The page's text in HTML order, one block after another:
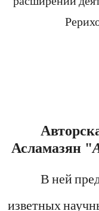
Асламазян "
В ней
изветных